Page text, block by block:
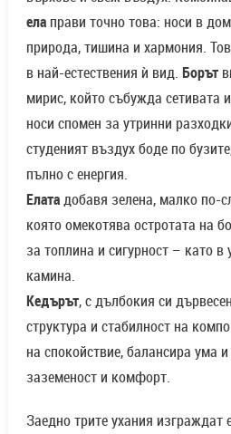
елаправи точно това: носи в
природа, тишина и хармония.
в най-естествения ѝ вид. Борът
мирис, който събужда сетивата
носи спомен за утринни
студеният въздух боде по
пълно с енергия.
Елатадобавя зелена, малко по-
която омекотява остротата на
за топлина и сигурност – като
камина.
Кедърът, с дълбокия си
структура и стабилност на
на спокойствие, балансира ума
заземеност и комфорт.
Заедно трите ухания изграждат